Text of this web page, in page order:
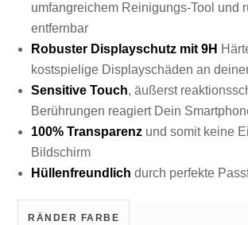
umfangreichem Reinigungs-Tool und
entfernbar
Robuster Displayschutz mit 9H
kostspielige Displayschäden an
Sensitive Touch, äußerst
Berührungen reagiert Dein
100% Transparenz und somit keine
Bildschirm
Hüllenfreundlich durch perfekte
RÄNDER FARBE